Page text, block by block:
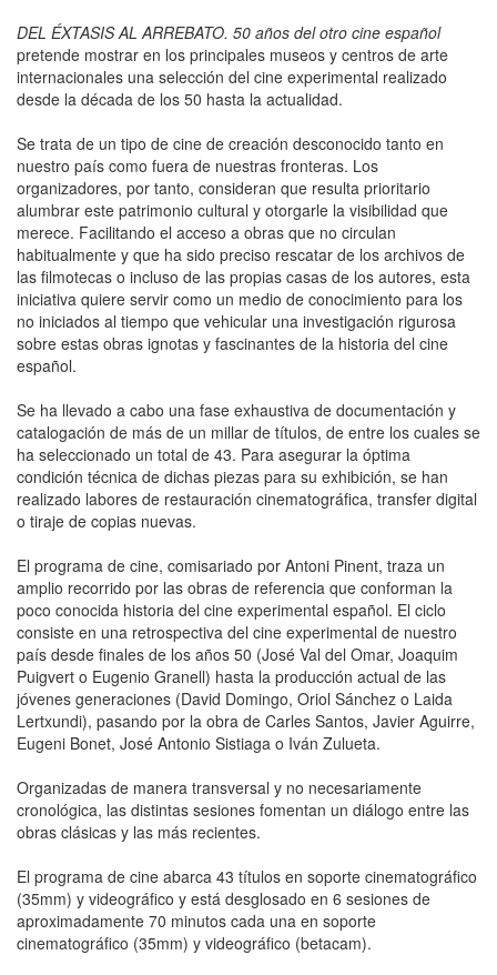
DEL ÉXTASIS AL ARREBATO. 50 años del otro cine español
pretende mostrar en los principales museos y centros de arte
internacionales una selección del cine experimental realizado
desde la década de los 50 hasta la actualidad.
Se trata de un tipo de cine de creación desconocido tanto en
nuestro país como fuera de nuestras fronteras. Los
organizadores, por tanto, consideran que resulta prioritario
alumbrar este patrimonio cultural y otorgarle la visibilidad que
merece. Facilitando el acceso a obras que no circulan
habitualmente y que ha sido preciso rescatar de los archivos de
las filmotecas o incluso de las propias casas de los autores, esta
iniciativa quiere servir como un medio de conocimiento para los
no iniciados al tiempo que vehicular una investigación rigurosa
sobre estas obras ignotas y fascinantes de la historia del cine
español.
Se ha llevado a cabo una fase exhaustiva de documentación y
catalogación de más de un millar de títulos, de entre los cuales se
ha seleccionado un total de 43. Para asegurar la óptima
condición técnica de dichas piezas para su exhibición, se han
realizado labores de restauración cinematográfica, transfer digital
o tiraje de copias nuevas.
El programa de cine, comisariado por Antoni Pinent, traza un
amplio recorrido por las obras de referencia que conforman la
poco conocida historia del cine experimental español. El ciclo
consiste en una retrospectiva del cine experimental de nuestro
país desde finales de los años 50 (José Val del Omar, Joaquim
Puigvert o Eugenio Granell) hasta la producción actual de las
jóvenes generaciones (David Domingo, Oriol Sánchez o Laida
Lertxundi), pasando por la obra de Carles Santos, Javier Aguirre,
Eugeni Bonet, José Antonio Sistiaga o Iván Zulueta.
Organizadas de manera transversal y no necesariamente
cronológica, las distintas sesiones fomentan un diálogo entre las
obras clásicas y las más recientes.
El programa de cine abarca 43 títulos en soporte cinematográfico
(35mm) y videográfico y está desglosado en 6 sesiones de
aproximadamente 70 minutos cada una en soporte
cinematográfico (35mm) y videográfico (betacam).